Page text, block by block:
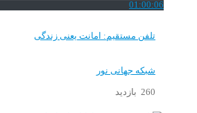
01:00:06
تلفن مستقیم: امانت یعنی زندگی
شبکه جهانی نور
260 بازدید